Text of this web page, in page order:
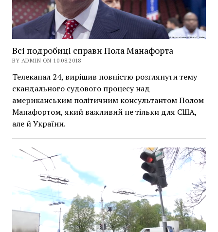
Всі подробиці справи Пола Манафорта
BY ADMIN ON 10.08.2018
Телеканал 24, вирішив повністю розглянути тему
скандального судового процесу над
американським політичним консультантом Полом
Манафортом, який важливий не тільки для США,
але й України.